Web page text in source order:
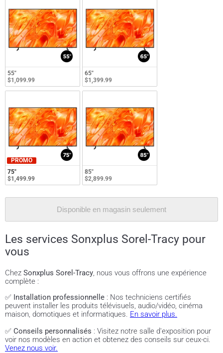
55"
$1,099.99
65"
$1,399.99
PROMO
75"
$1,499.99
85"
$2,899.99
Disponible en magasin seulement
Les services Sonxplus Sorel-Tracy pour
vous
Chez Sonxplus Sorel-Tracy, nous vous offrons une expérience
complète :
✅ Installation professionnelle : Nos techniciens certifiés
peuvent installer les produits télévisuels, audio/vidéo, cinéma
maison, domotiques et informatiques. En savoir plus.
✅ Conseils personnalisés : Visitez notre salle d'exposition pour
voir nos modèles en action et obtenez des conseils sur ceux-ci.
Venez nous voir.